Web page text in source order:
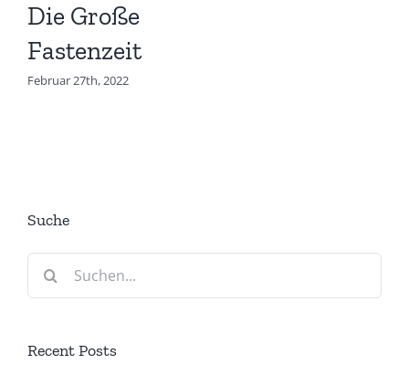
Die Große
Fastenzeit
Februar 27th, 2022
Suche
Suche
Recent Posts